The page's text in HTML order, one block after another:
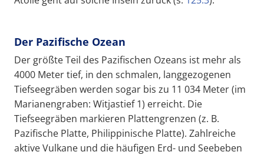
Der Pazifische Ozean
Der größte Teil des Pazifischen Ozeans ist mehr als
4000 Meter tief, in den schmalen, langgezogenen
Tiefseegräben werden sogar bis zu 11 034 Meter (im
Marianengraben: Witjastief 1) erreicht. Die
Tiefseegräben markieren Plattengrenzen (z. B.
Pazifische Platte, Philippinische Platte). Zahlreiche
aktive Vulkane und die häufigen Erd- und Seebeben